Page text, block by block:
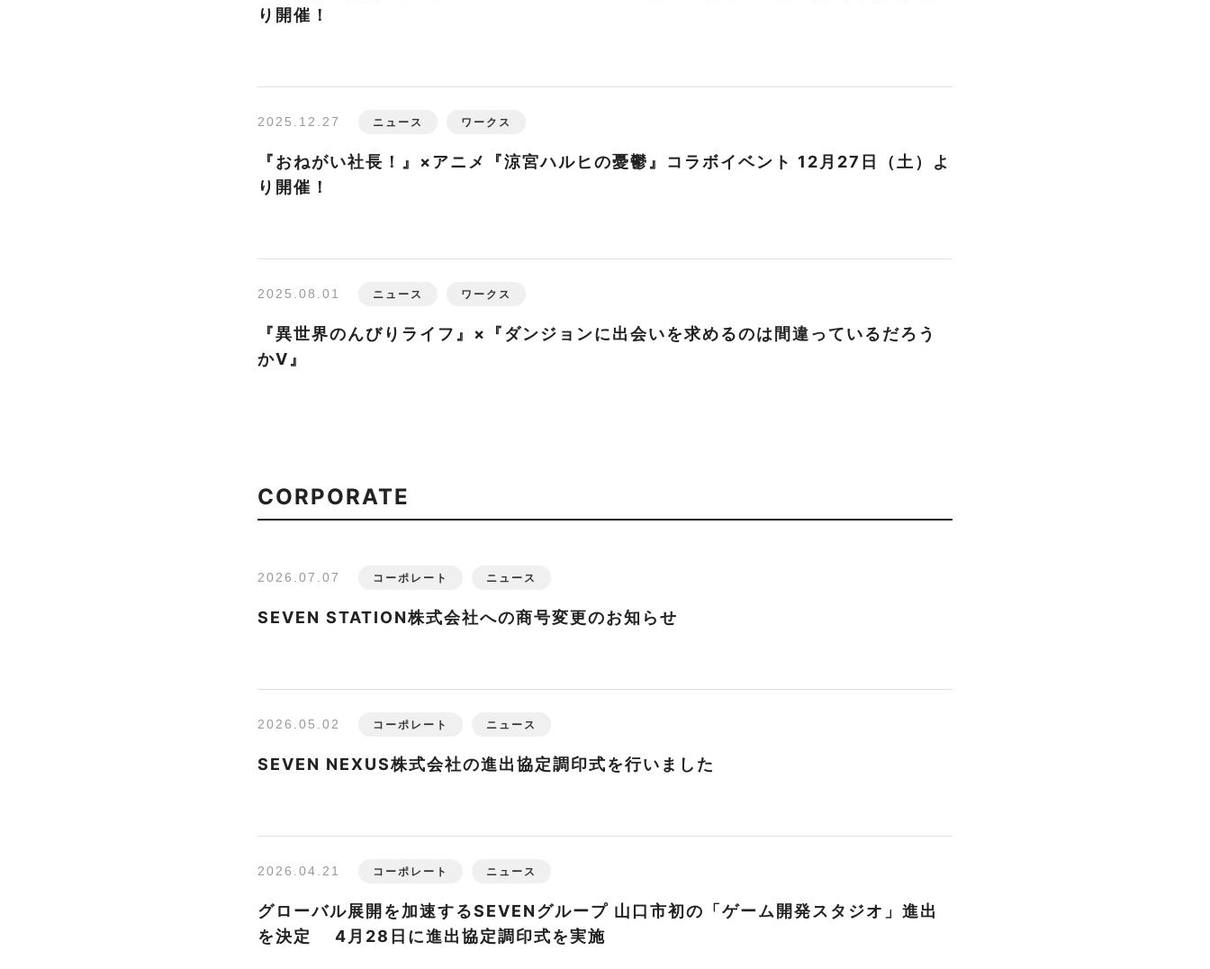
り開催！
2025.12.27 ニュース ワークス
『おねがい社長！』×アニメ『涼宮ハルヒの憂鬱』コラボイベント 12月27日（土）よ
り開催！
2025.08.01 ニュース ワークス
『異世界のんびりライフ』×『ダンジョンに出会いを求めるのは間違っているだろう
かⅤ』
CORPORATE
2026.07.07 コーポレート ニュース
SEVEN STATION株式会社への商号変更のお知らせ
2026.05.02 コーポレート ニュース
SEVEN NEXUS株式会社の進出協定調印式を行いました
2026.04.21 コーポレート ニュース
グローバル展開を加速するSEVENグループ 山口市初の「ゲーム開発スタジオ」進出
を決定 4月28日に進出協定調印式を実施